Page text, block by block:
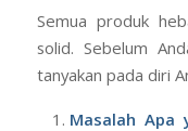
Semua produk
solid. Sebelum
tanyakan pada diri
Masalah Apa